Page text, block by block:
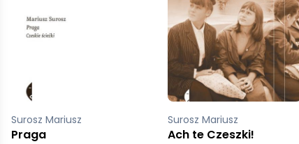
Surosz Mariusz
Ach te Czeszki!
Surosz Mariusz
Praga